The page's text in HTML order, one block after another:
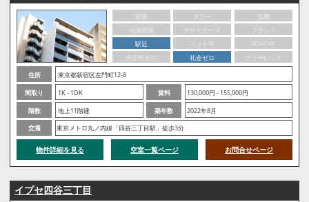
新築 タワー
低層
分譲賃貸
デザイナーズ
ブランド
駅近
ペット可
SOHO可
仲介料ゼロ
礼金ゼロ
フリーレント
住所
東京都新宿区左門町12-8
間取り
1K - 1DK 賃料
130,000円 - 155,000円
階数
地上11階建 築年数
2022年8月
交通
東京メトロ丸ノ内線「四谷三丁目駅」徒歩3分
物件詳細を見る 空室一覧ページ お問合せページ
イプセ四谷三丁目